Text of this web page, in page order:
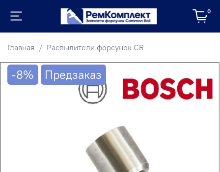
0
Главная Распылители форсунок CR
-8% Предзаказ